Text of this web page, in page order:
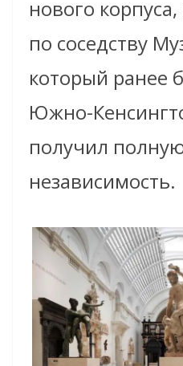
нового
по соседству
который ранее
Южно-
получил
независимость.